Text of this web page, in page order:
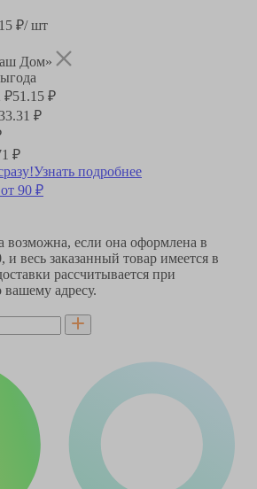
₽/ шт
Дом»
₽51.15 ₽
₽
₽
Узнать подробнее
90 ₽
возможна, если она оформлена в
, и весь заказанный товар имеется в
рассчитывается при
адресу.